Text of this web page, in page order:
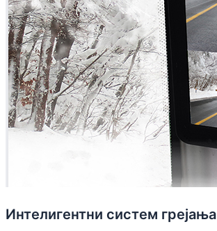
Интелигентни систем грејања